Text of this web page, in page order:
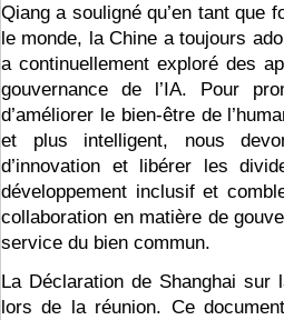
Qiang a souligné qu’en tant que
le monde, la Chine a toujours
a continuellement exploré des
gouvernance de l’IA. Pour
d’améliorer le bien-être de
et plus intelligent, nous
d’innovation et libérer les
développement inclusif et
collaboration en matière de
service du bien commun.
La Déclaration de Shanghai sur
lors de la réunion. Ce